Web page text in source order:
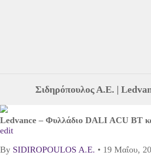
Σιδηρόπουλος Α.Ε. |
Ledvance – Φυλλάδιο DALI ACU BT
edit
By SIDIROPOULOS A.E. • 19 Μαΐου,